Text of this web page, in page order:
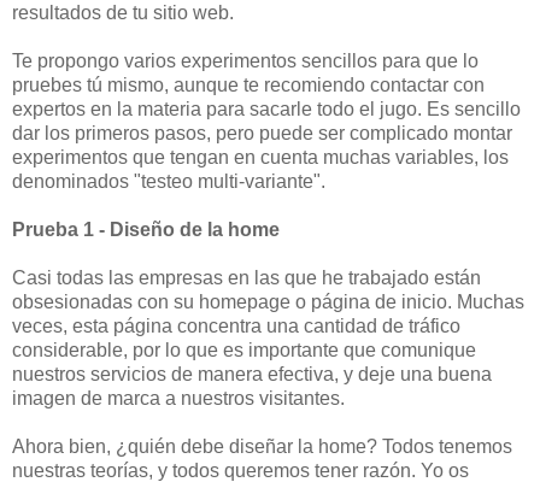
resultados de tu sitio web.
Te propongo varios experimentos sencillos para que lo
pruebes tú mismo, aunque te recomiendo contactar con
expertos en la materia para sacarle todo el jugo. Es sencillo
dar los primeros pasos, pero puede ser complicado montar
experimentos que tengan en cuenta muchas variables, los
denominados "testeo multi-variante".
Prueba 1 - Diseño de la home
Casi todas las empresas en las que he trabajado están
obsesionadas con su homepage o página de inicio. Muchas
veces, esta página concentra una cantidad de tráfico
considerable, por lo que es importante que comunique
nuestros servicios de manera efectiva, y deje una buena
imagen de marca a nuestros visitantes.
Ahora bien, ¿quién debe diseñar la home? Todos tenemos
nuestras teorías, y todos queremos tener razón. Yo os